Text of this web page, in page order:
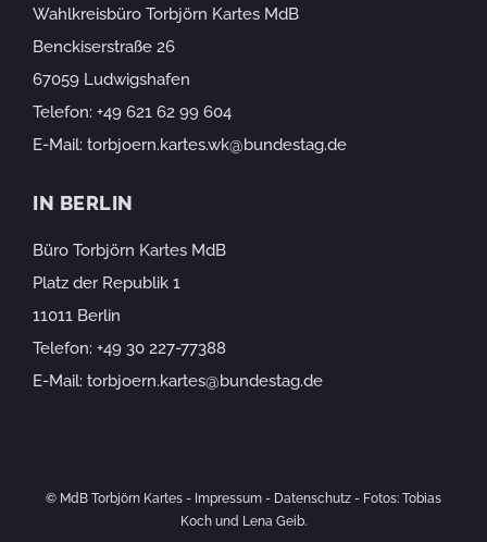
Wahlkreisbüro Torbjörn Kartes MdB
Benckiserstraße 26
67059 Ludwigshafen
Telefon: +49 621 62 99 604
E-Mail: torbjoern.kartes.wk@bundestag.de
IN BERLIN
Büro Torbjörn Kartes MdB
Platz der Republik 1
11011 Berlin
Telefon: +49 30 227-77388
E-Mail: torbjoern.kartes@bundestag.de
© MdB Torbjörn Kartes - Impressum - Datenschutz - Fotos: Tobias
Koch und Lena Geib.